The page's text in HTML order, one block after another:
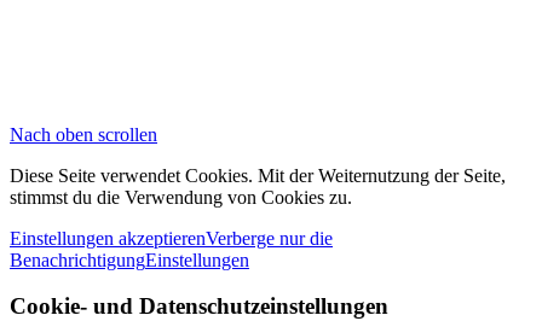
Nach oben scrollen
Diese Seite verwendet Cookies. Mit der Weiternutzung der Seite,
stimmst du die Verwendung von Cookies zu.
Einstellungen akzeptierenVerberge nur die
BenachrichtigungEinstellungen
Cookie- und Datenschutzeinstellungen